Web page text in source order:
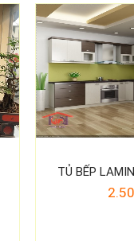
TỦ BẾP